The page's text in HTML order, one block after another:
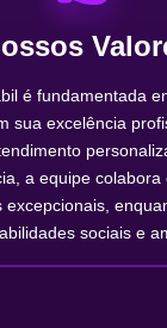
é fundamentada
sua excelência
a equipe colabora
excepcionais,
sociais e